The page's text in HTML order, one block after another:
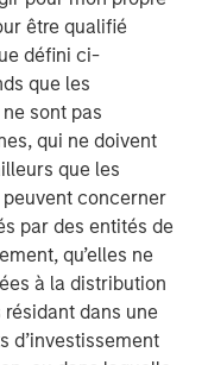
être qualifié
défini ci-
que les
sont pas
qui ne doivent
que les
concerner
par des entités de
qu’elles ne
à la distribution
dans une
d’investissement
one of the largest
with more
a 100% Internet
data centers,
metro fiber
customer base
with
approximately
combined company
growth by cross-
with a